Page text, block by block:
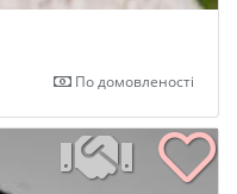
По домовленості